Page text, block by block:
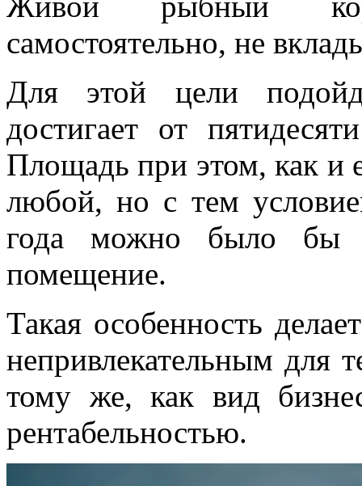
самостоятельно, не
Для этой цели
достигает от
Площадь при этом, как и
любой, но с тем
года можно было бы
помещение.
Такая особенность
непривлекательным для
тому же, как вид
рентабельностью.